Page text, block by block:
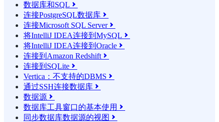
数据库和SQL 
连接PostgreSQL数据库 
连接Microsoft SQL Server
将IntelliJ IDEA连接到MySQL 
将IntelliJ IDEA连接到Oracle 
连接到Amazon Redshift 
连接到SQLite 
Vertica：不支持的DBMS 
通过SSH连接数据库 
数据源 
数据库工具窗口的基本使用 
同步数据库数据源的视图 